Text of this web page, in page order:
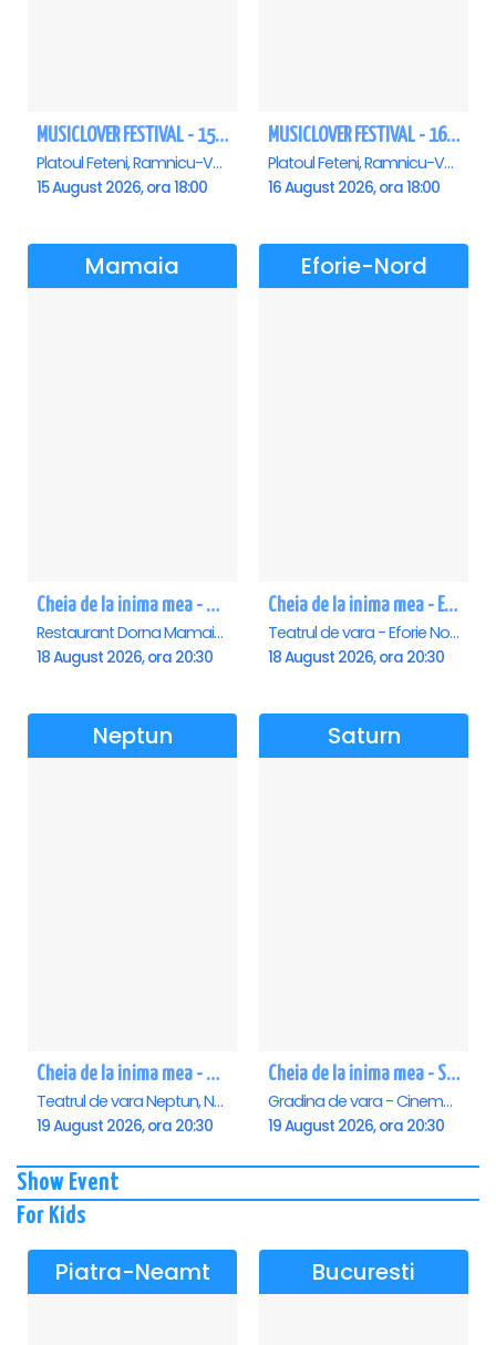
MUSICLOVER FESTIVAL - 15 AUGUST - CONNECT-R, DELIA, RON HEWITT, NICKI M, AURIKA
Platoul Feteni, Ramnicu-Valcea
15 August 2026, ora 18:00
MUSICLOVER FESTIVAL - 16 AUGUST - LEO DE LA ROSIORI SI MARCEL STEFANET & ETHNO REPUBLIC, TUDOR DEEJAY, VARER
Platoul Feteni, Ramnicu-Valcea
16 August 2026, ora 18:00
Mamaia
Cheia de la inima mea - Mamaia
Restaurant Dorna Mamaia, Mamaia
18 August 2026, ora 20:30
Eforie-Nord
Cheia de la inima mea - Eforie Nord
Teatrul de vara - Eforie Nord, Eforie-Nord
18 August 2026, ora 20:30
Neptun
Cheia de la inima mea - Neptun
Teatrul de vara Neptun, Neptun
19 August 2026, ora 20:30
Saturn
Cheia de la inima mea - Saturn
Gradina de vara - Cinema Saturn, Saturn
19 August 2026, ora 20:30
Show Event
For Kids
Piatra-Neamt Bucuresti